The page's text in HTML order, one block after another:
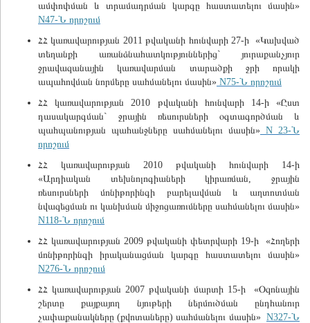
ամփոփման և տրամադրման կարգը հաստատելու մասին»
N47-Ն որոշում
ՀՀ կառավարության 2011 թվականի հունվարի 27-ի «Կախված
տեղանքի առանձնահատկություններից` յուրաքանչյուր
ջրավազանային կառավարման տարածքի ջրի որակի
ապահովման նորմերը սահմանելու մասին» N75-Ն որոշում
ՀՀ կառավարության 2010 թվականի հունվարի 14-ի «Ըստ
դասակարգման` ջրային ռեսուրսների օգտագործման և
պահպանության պահանջները սահմանելու մասին» N 23-Ն
որոշում
ՀՀ կառավարության 2010 թվականի հունվարի 14-ի
«Արդիական տեխնոլոգիաների կիրառման, ջրային
ռեսուրսների մոնիթորինգի բարելավման և աղտոտման
նվազեցման ու կանխման միջոցառումները սահմանելու մասին»
N118-Ն որոշում
ՀՀ կառավարության 2009 թվականի փետրվարի 19-ի «Հողերի
մոնիթորինգի իրականացման կարգը հաստատելու մասին»
N276-Ն որոշում
ՀՀ կառավարության 2007 թվականի մարտի 15-ի «Օզոնային
շերտը քայքայող նյութերի ներմուծման ընդհանուր
չափաքանակները (քվոտաները) սահմանելու մասին» N327-Ն